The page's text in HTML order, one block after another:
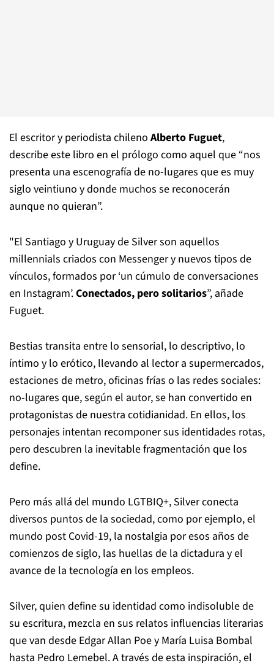
El escritor y periodista chileno Alberto Fuguet,
describe este libro en el prólogo como aquel que “nos
presenta una escenografía de no-lugares que es muy
siglo veintiuno y donde muchos se reconocerán
aunque no quieran”.
"El Santiago y Uruguay de Silver son aquellos
millennials criados con Messenger y nuevos tipos de
vínculos, formados por ‘un cúmulo de conversaciones
en Instagram’.Conectados, pero solitarios”, añade
Fuguet.
Bestias transita entre lo sensorial, lo descriptivo, lo
íntimo y lo erótico, llevando al lector a supermercados,
estaciones de metro, oficinas frías o las redes sociales:
no-lugares que, según el autor, se han convertido en
protagonistas de nuestra cotidianidad. En ellos, los
personajes intentan recomponer sus identidades rotas,
pero descubren la inevitable fragmentación que los
define.
Pero más allá del mundo LGTBIQ+, Silver conecta
diversos puntos de la sociedad, como por ejemplo, el
mundo post Covid-19, la nostalgia por esos años de
comienzos de siglo, las huellas de la dictadura y el
avance de la tecnología en los empleos.
Silver, quien define su identidad como indisoluble de
su escritura, mezcla en sus relatos influencias literarias
que van desde Edgar Allan Poe y María Luisa Bombal
hasta Pedro Lemebel. A través de esta inspiración, el